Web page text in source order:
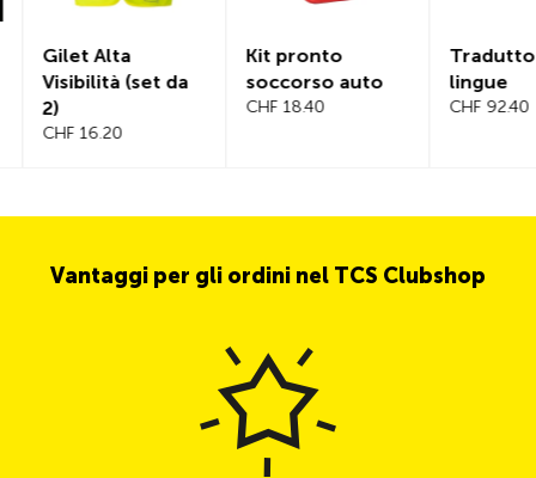
Gilet Alta
Visibilità (set da
2)
CHF 16.20
Kit pronto
soccorso auto
CHF 18.40
lingue
CHF 92.40
Vantaggi per gli ordini nel TCS Clubshop